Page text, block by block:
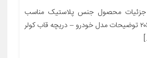
محصول جنس پلاستیک مناسب
برای خودرو پژو ۲۰۶ توضیحات مدل خودرو – دریچه قاب کولر